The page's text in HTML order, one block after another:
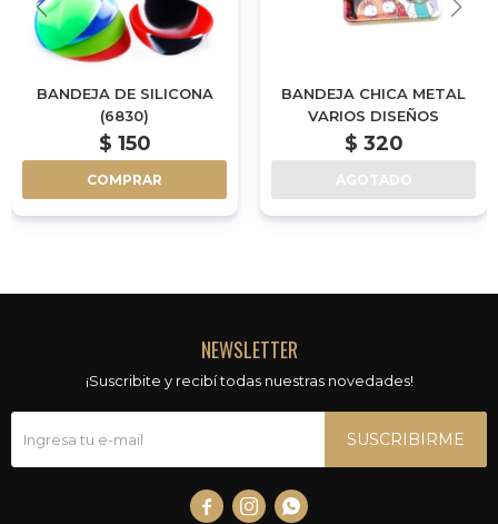
BANDEJA DE SILICONA
(6830)
$ 150
COMPRAR
BANDEJA CHICA METAL
VARIOS DISEÑOS
$ 320
AGOTADO
NEWSLETTER
¡Suscribite y recibí todas nuestras novedades!
SUSCRIBIRME
  